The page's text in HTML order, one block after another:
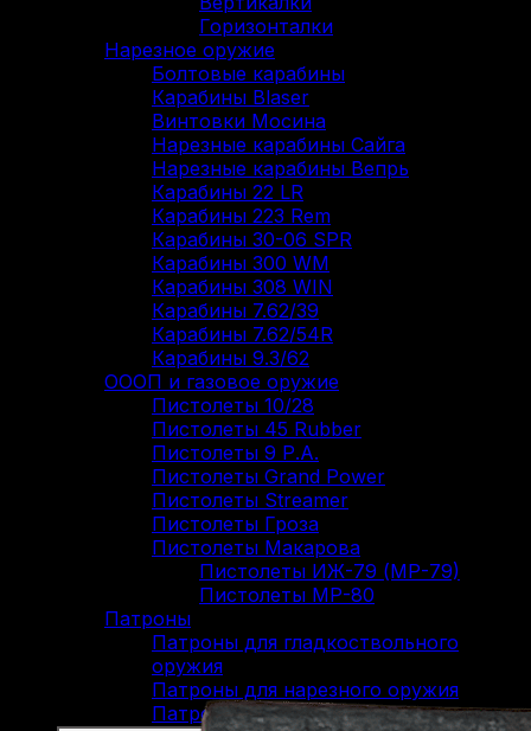
Горизонталки
Нарезное оружие
Болтовые карабины
Карабины Blaser
Винтовки Мосина
Нарезные карабины Сайга
Нарезные карабины Вепрь
Карабины 22 LR
Карабины 223 Rem
Карабины 30-06 SPR
Карабины 300 WM
Карабины 308 WIN
Карабины 7.62/39
Карабины 7.62/54R
Карабины 9.3/62
ОООП и газовое оружие
Пистолеты 10/28
Пистолеты 45 Rubber
Пистолеты 9 Р.А.
Пистолеты Grand Power
Пистолеты Streamer
Пистолеты Гроза
Пистолеты Макарова
Пистолеты ИЖ-79 (МР-79)
Пистолеты МР-80
Патроны
Патроны для гладкоствольного
оружия
Патроны для нарезного оружия
Патроны для ОООП